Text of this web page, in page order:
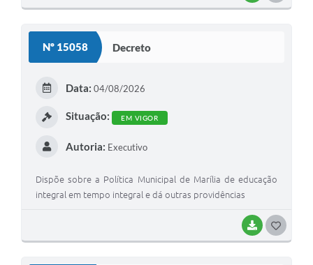
Nº 15058 Decreto
BAIXAR
Data: 04/08/2026
Situação: EM VIGOR
Autoria: Executivo
Dispõe sobre a Política Municipal de Marília de educação
integral em tempo integral e dá outras providências